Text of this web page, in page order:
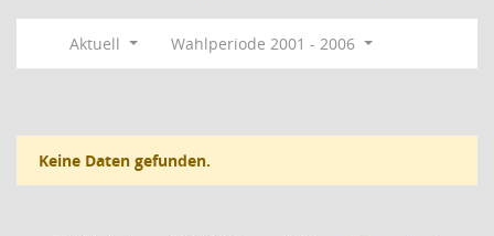
Aktuell Wahlperiode 2001 - 2006
Keine Daten gefunden.